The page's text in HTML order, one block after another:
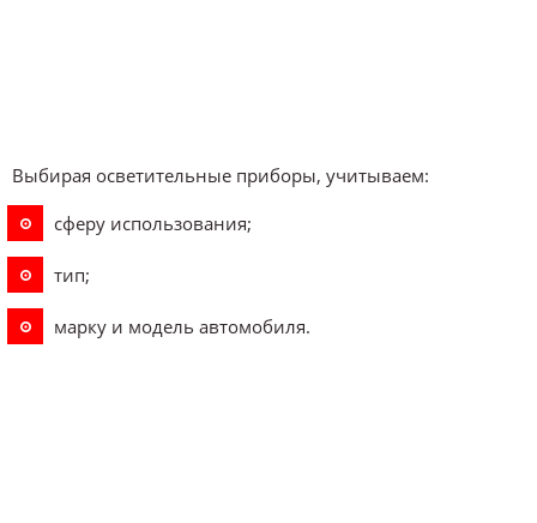
Выбирая осветительные приборы, учитываем:
сферу использования;
тип;
марку и модель автомобиля.